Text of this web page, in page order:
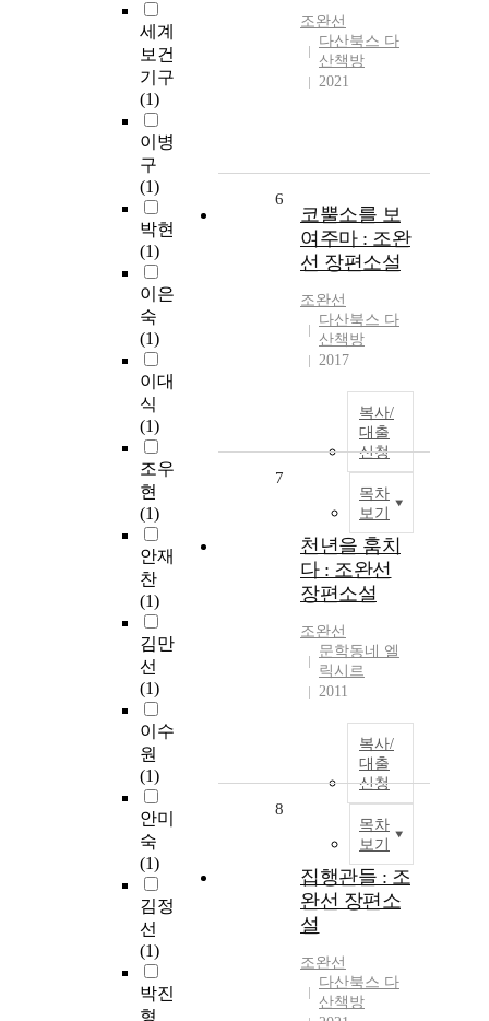
세계
보건
기구
(1)
이병
구
(1)
박현
(1)
이은
숙
(1)
이대
식
(1)
조우
현
(1)
안재
찬
(1)
김만
선
(1)
이수
원
(1)
안미
숙
(1)
김정
선
(1)
박진
형
조완선
다산북스 다
산책방
2021
6
코뿔소를 보
여주마 : 조완
선 장편소설
조완선
다산북스 다
산책방
2017
복사/
대출
신청
목차
보기
7
천년을 훔치
다 : 조완선
장편소설
조완선
문학동네 엘
릭시르
2011
복사/
대출
신청
목차
보기
8
집행관들 : 조
완선 장편소
설
조완선
다산북스 다
산책방